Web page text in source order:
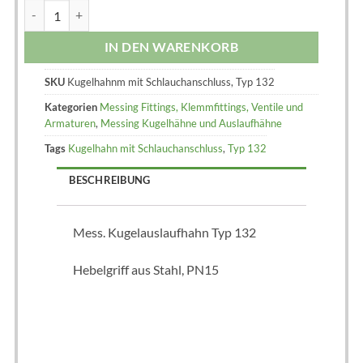
IN DEN WARENKORB
SKU Kugelhahnm mit Schlauchanschluss, Typ 132
Kategorien Messing Fittings, Klemmfittings, Ventile und
Armaturen, Messing Kugelhähne und Auslaufhähne
Tags Kugelhahn mit Schlauchanschluss, Typ 132
BESCHREIBUNG
Mess. Kugelauslaufhahn Typ 132
Hebelgriff aus Stahl, PN15